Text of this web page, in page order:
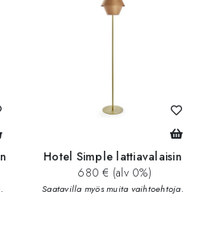
Hotel Simple lattiavalaisin
680 € (alv 0%)
Saatavilla myös muita vaihtoehtoja.